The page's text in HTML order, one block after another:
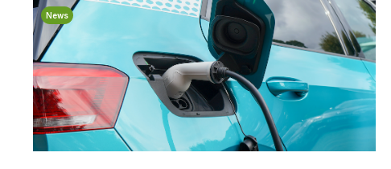
News